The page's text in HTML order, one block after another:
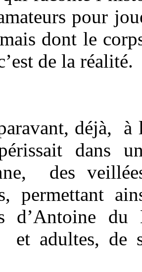
pour
dont le
de la
déjà, à
dans
des
permettant
d’Antoine
et adultes, de